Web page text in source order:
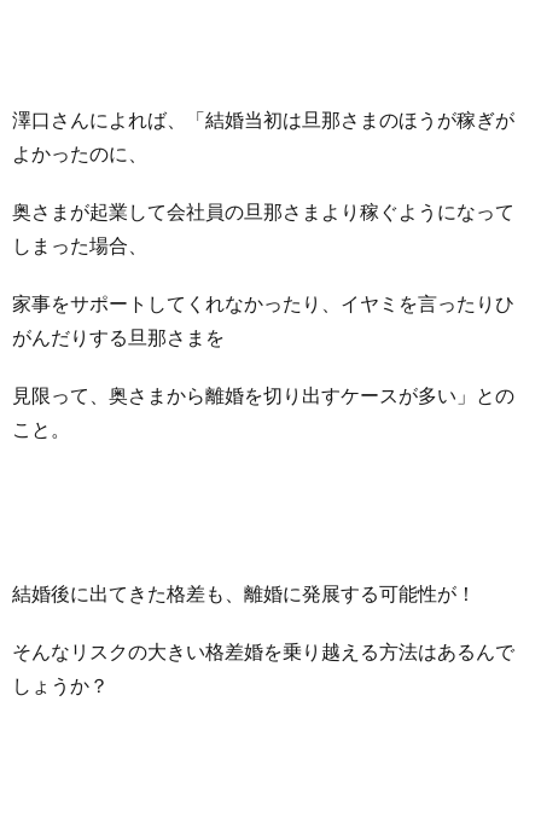
澤口さんによれば、「結婚当初は旦那さまのほうが稼ぎが
よかったのに、
奥さまが起業して会社員の旦那さまより稼ぐようになって
しまった場合、
家事をサポートしてくれなかったり、イヤミを言ったりひ
がんだりする旦那さまを
見限って、奥さまから離婚を切り出すケースが多い」との
こと。
結婚後に出てきた格差も、離婚に発展する可能性が！
そんなリスクの大きい格差婚を乗り越える方法はあるんで
しょうか？